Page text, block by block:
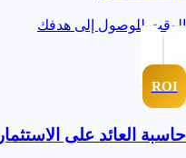
الوقت للوصول إلى هدفك
ROI
حاسبة العائد على الاستثمار